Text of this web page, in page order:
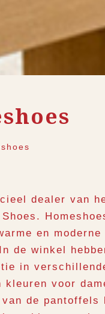
dealer van
en moderne
de winkel
in
kleuren voor
de pantoffels